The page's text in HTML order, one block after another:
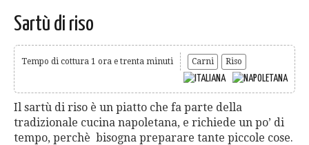
Sartù di riso
Tempo di cottura 1 ora e trenta minuti Carni Riso
Il sartù di riso è un piatto che fa parte della
tradizionale cucina napoletana, e richiede un po’ di
tempo, perchè bisogna preparare tante piccole cose.